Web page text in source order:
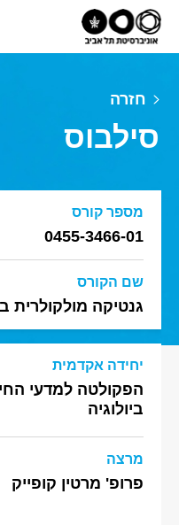
חזרה
סילבוס
מספר קורס
0455-3466-01
שם הקורס
גנטיקה מולקולרית
יחידה אקדמית
הפקולטה למדעי
ביולוגיה
מרצה
פרופ' מרטין קופייק